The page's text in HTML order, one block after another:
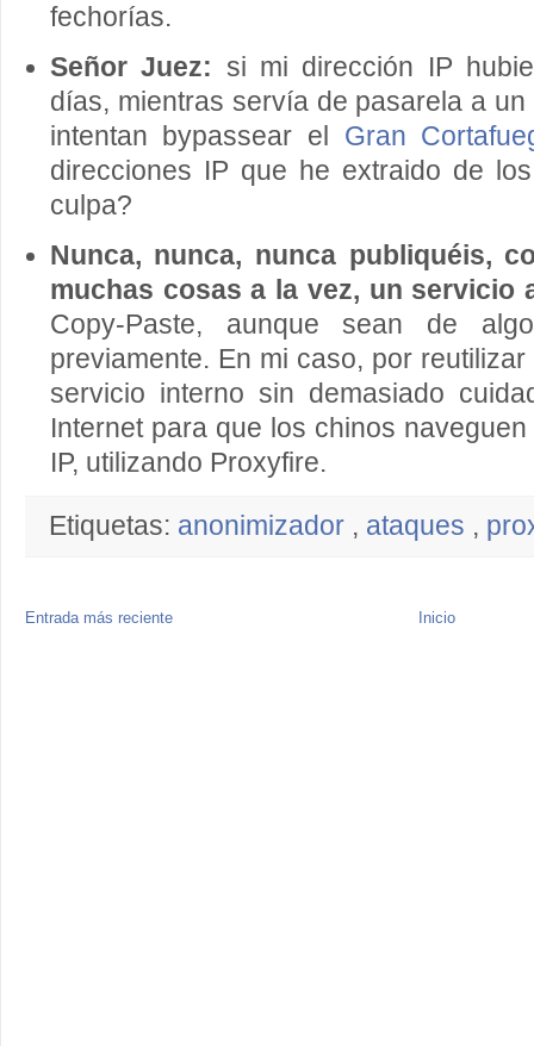
fechorías.
Señor Juez: si mi dirección IP
días, mientras servía de pasarela a
intentan bypassear el Gran
direcciones IP que he extraido de
culpa?
Nunca, nunca, nunca publiquéis,
muchas cosas a la vez, un servicio
Copy-Paste, aunque sean de
previamente. En mi caso, por
servicio interno sin demasiado
Internet para que los chinos
IP, utilizando Proxyfire.
Etiquetas: anonimizador , ataques ,
Entrada más reciente Inicio